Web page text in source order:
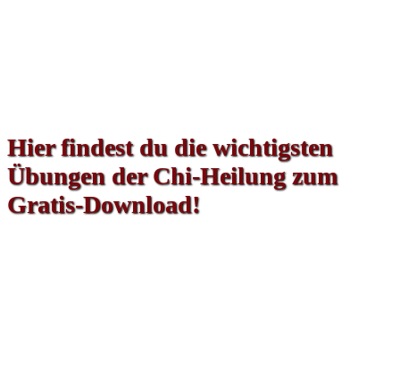
Hier findest du die wichtigsten
Übungen der Chi-Heilung zum
Gratis-Download!